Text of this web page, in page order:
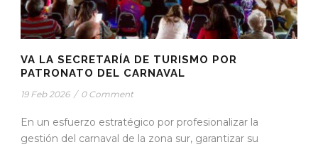
VA LA SECRETARÍA DE TURISMO POR
PATRONATO DEL CARNAVAL
19 Feb 2026 / 0 Comment
En un esfuerzo estratégico por profesionalizar la
gestión del carnaval de la zona sur, garantizar su